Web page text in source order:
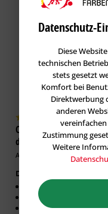
Caparol DecoLasur Matt -
dekorative Lasur-Technik
Artikel-Nr.: CAP-100532
Dekorative Lasur Innen
Matter Effekt
Diffusionsfähig
Für glatte Untergründe
Datenschutz-
Diese
technischen
stets gesetzt
Komfort bei
Direktwerbung
anderen
Zustimmung
Weitere